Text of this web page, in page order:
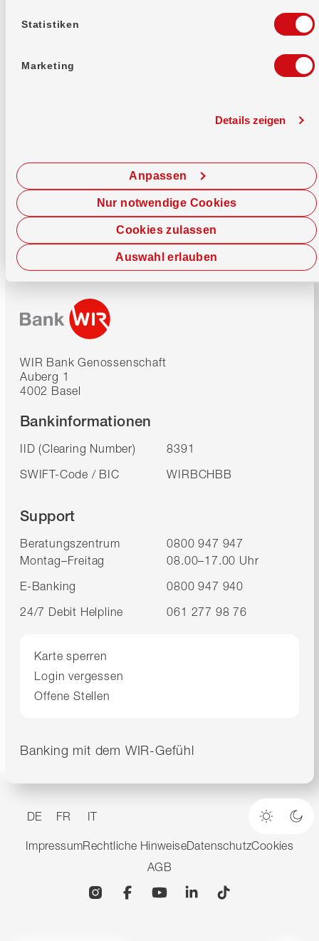
Statistiken
Marketing
Details zeigen
Cookies zulassen
Anpassen
Auswahl erlauben
Nur notwendige Cookies
Jetzt chatten
WIR Bank Genossenschaft
Auberg 1
4002 Basel
Bankinformationen
IID (Clearing Number)
8391
SWIFT-Code / BIC
WIRBCHBB
Support
Beratungszentrum
0800 947 947
Montag–Freitag
08.00–17.00 Uhr
E-Banking
0800 947 940
24/7 Debit Helpline
061 277 98 76
Karte sperren
Login vergessen
Offene Stellen
Banking mit dem WIR-Gefühl
DE FR IT
Heller
ImpressumRechtliche HinweiseDatenschutzCookies
AGB
InstagramFacebookYouTubeLinkedin